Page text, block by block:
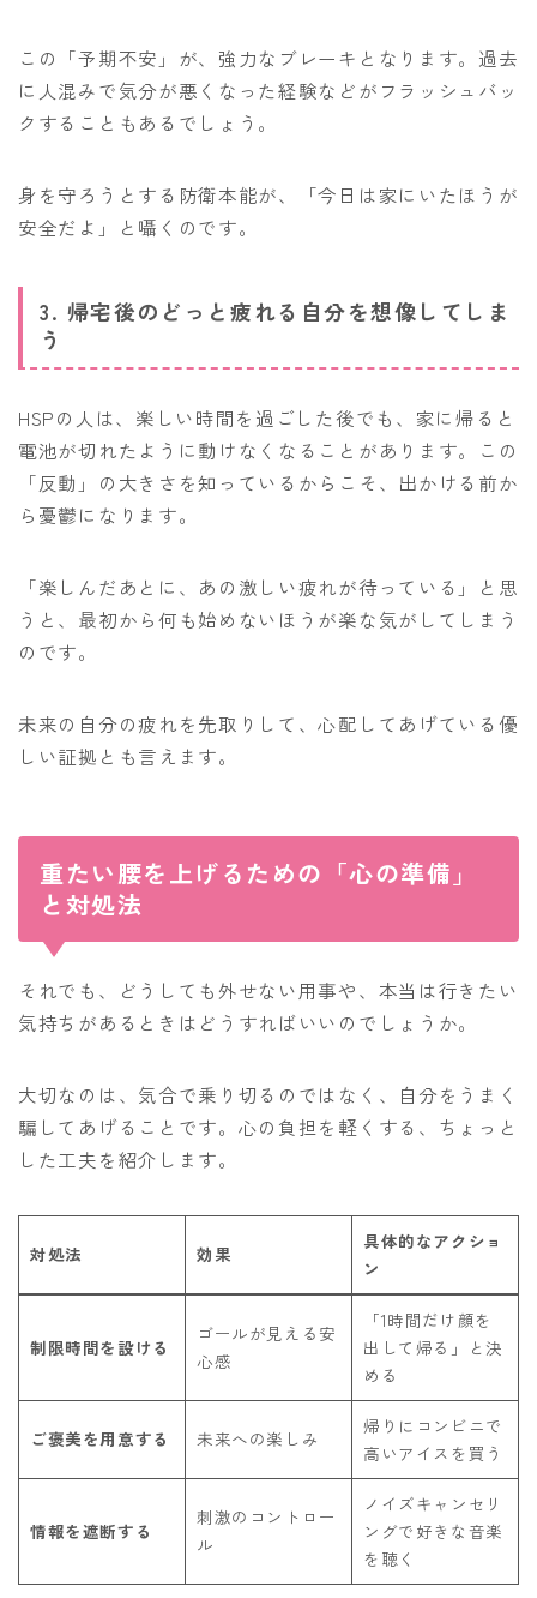
この「予期不安」が、強力なブレーキとなります。過去
に人混みで気分が悪くなった経験などがフラッシュバッ
クすることもあるでしょう。
身を守ろうとする防衛本能が、「今日は家にいたほうが
安全だよ」と囁くのです。
3. 帰宅後のどっと疲れる自分を想像してしま
う
HSPの人は、楽しい時間を過ごした後でも、家に帰ると
電池が切れたように動けなくなることがあります。この
「反動」の大きさを知っているからこそ、出かける前か
ら憂鬱になります。
「楽しんだあとに、あの激しい疲れが待っている」と思
うと、最初から何も始めないほうが楽な気がしてしまう
のです。
未来の自分の疲れを先取りして、心配してあげている優
しい証拠とも言えます。
重たい腰を上げるための「心の準備」
と対処法
それでも、どうしても外せない用事や、本当は行きたい
気持ちがあるときはどうすればいいのでしょうか。
大切なのは、気合で乗り切るのではなく、自分をうまく
騙してあげることです。心の負担を軽くする、ちょっと
した工夫を紹介します。
対処法 効果
具体的なアクショ
ン
制限時間を設ける
ゴールが見える安
心感
「1時間だけ顔を
出して帰る」と決
める
ご褒美を用意する 未来への楽しみ
帰りにコンビニで
高いアイスを買う
情報を遮断する
刺激のコントロー
ル
ノイズキャンセリ
ングで好きな音楽
を聴く